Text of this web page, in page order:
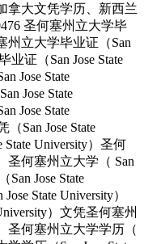
拿大文凭学历、新西兰
圣何塞州立大学毕
州立大学毕业证（San
业证（San Jose State
Jose State
Jose State
Jose State
San Jose State
University）圣何
圣何塞州立大学（ San
San Jose State
State University）
）文凭圣何塞州
圣何塞州立大学学历（